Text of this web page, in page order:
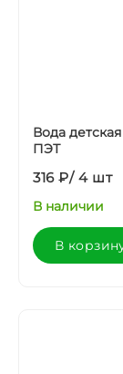
Вода
ПЭТ
316 ₽/4 шт
В наличии
В